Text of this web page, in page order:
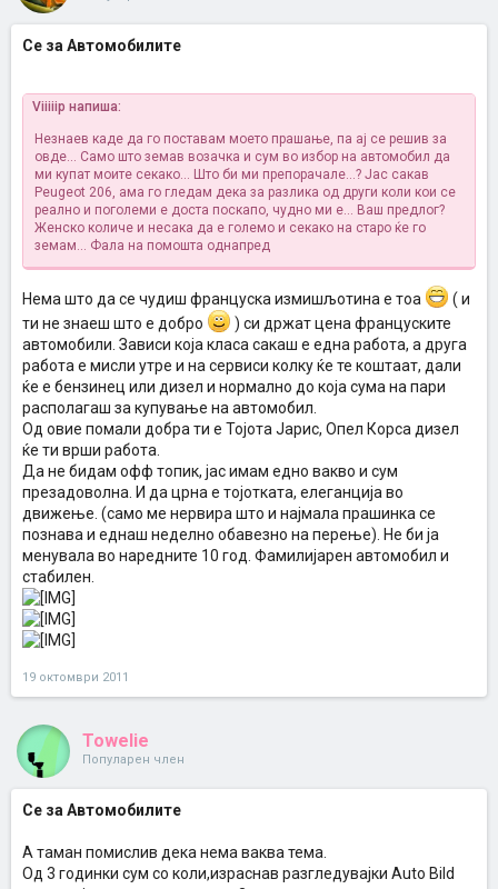
Се за Автомобилите
Viiiiip напиша:
Незнаев каде да го поставам моето прашање, па ај се решив за
овде... Само што земав возачка и сум во избор на автомобил да
ми купат моите секако... Што би ми препорачале...? Јас сакав
Peugeot 206, ама го гледам дека за разлика од други коли кои се
реално и поголеми е доста поскапо, чудно ми е... Ваш предлог?
Женско количе и несака да е големо и секако на старо ќе го
земам... Фала на помошта однапред
Нема што да се чудиш француска измишљотина е тоа
( и
ти не знаеш што е добро
) си држат цена француските
автомобили. Зависи која класа сакаш е една работа, а друга
работа е мисли утре и на сервиси колку ќе те коштаат, дали
ќе е бензинец или дизел и нормално до која сума на пари
располагаш за купување на автомобил.
Од овие помали добра ти е Тојота Јарис, Опел Корса дизел
ќе ти врши работа.
Да не бидам офф топик, јас имам едно вакво и сум
презадоволна. И да црна е тојотката, елеганција во
движење. (само ме нервира што и најмала прашинка се
познава и еднаш неделно обавезно на перење). Не би ја
менувала во наредните 10 год. Фамилијарен автомобил и
стабилен.
19 октомври 2011
Towelie
Популарен член
Се за Автомобилите
A таман помислив дека нема ваква тема.
Од 3 годинки сум со коли,израснав разгледувајки Auto Bild